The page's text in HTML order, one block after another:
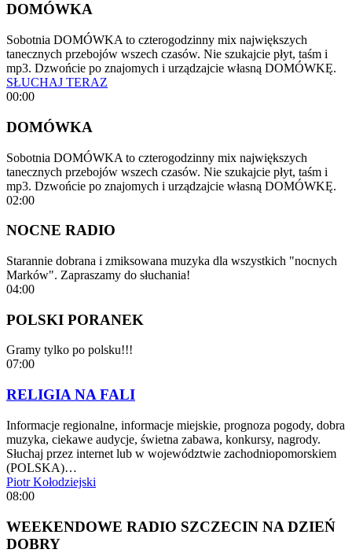
DOMÓWKA
Sobotnia DOMÓWKA to czterogodzinny mix największych
tanecznych przebojów wszech czasów. Nie szukajcie płyt, taśm i
mp3. Dzwońcie po znajomych i urządzajcie własną DOMÓWKĘ.
SŁUCHAJ TERAZ
00:00
DOMÓWKA
Sobotnia DOMÓWKA to czterogodzinny mix największych
tanecznych przebojów wszech czasów. Nie szukajcie płyt, taśm i
mp3. Dzwońcie po znajomych i urządzajcie własną DOMÓWKĘ.
02:00
NOCNE RADIO
Starannie dobrana i zmiksowana muzyka dla wszystkich "nocnych
Marków". Zapraszamy do słuchania!
04:00
POLSKI PORANEK
Gramy tylko po polsku!!!
07:00
RELIGIA NA FALI
Informacje regionalne, informacje miejskie, prognoza pogody, dobra
muzyka, ciekawe audycje, świetna zabawa, konkursy, nagrody.
Słuchaj przez internet lub w województwie zachodniopomorskiem
(POLSKA)…
Piotr Kołodziejski
08:00
WEEKENDOWE RADIO SZCZECIN NA DZIEŃ
DOBRY